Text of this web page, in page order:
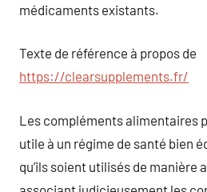
médicaments existants.
Texte de référence à propos de
https://clearsupplements.fr/
Les compléments alimentaires
utile à un régime de santé bien
qu’ils soient utilisés de manière